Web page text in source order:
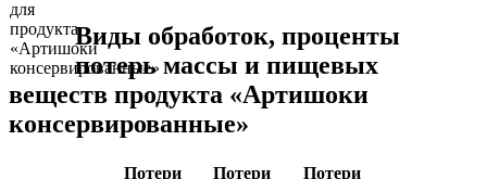
Виды обработок, проценты
потерь массы и пищевых
веществ продукта «Артишоки
консервированные»
Потери
Потери
Потери